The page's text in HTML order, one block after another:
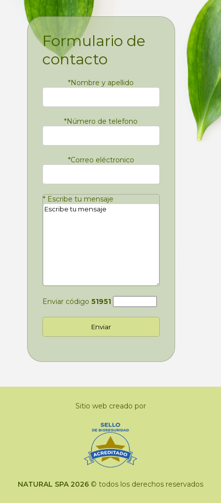
Formulario de
contacto
*Nombre y apellido
*Número de telefono
*Correo eléctronico
* Escribe tu mensaje
Enviar código 51951
Sitio web creado por
NATURAL SPA 2026 © todos los derechos reservados